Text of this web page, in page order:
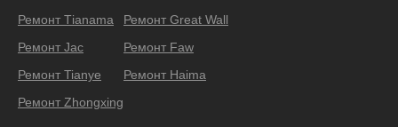
Ремонт Тianama
Ремонт Jac
Ремонт Tianye
Ремонт Zhongxing
Ремонт Great Wall
Ремонт Faw
Ремонт Haima